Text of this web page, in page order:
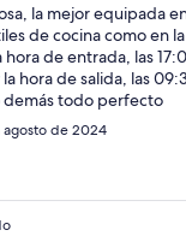
la mejor equipada
de cocina como en
de entrada, las
hora de salida, las
demás todo perfecto
agosto de 2024